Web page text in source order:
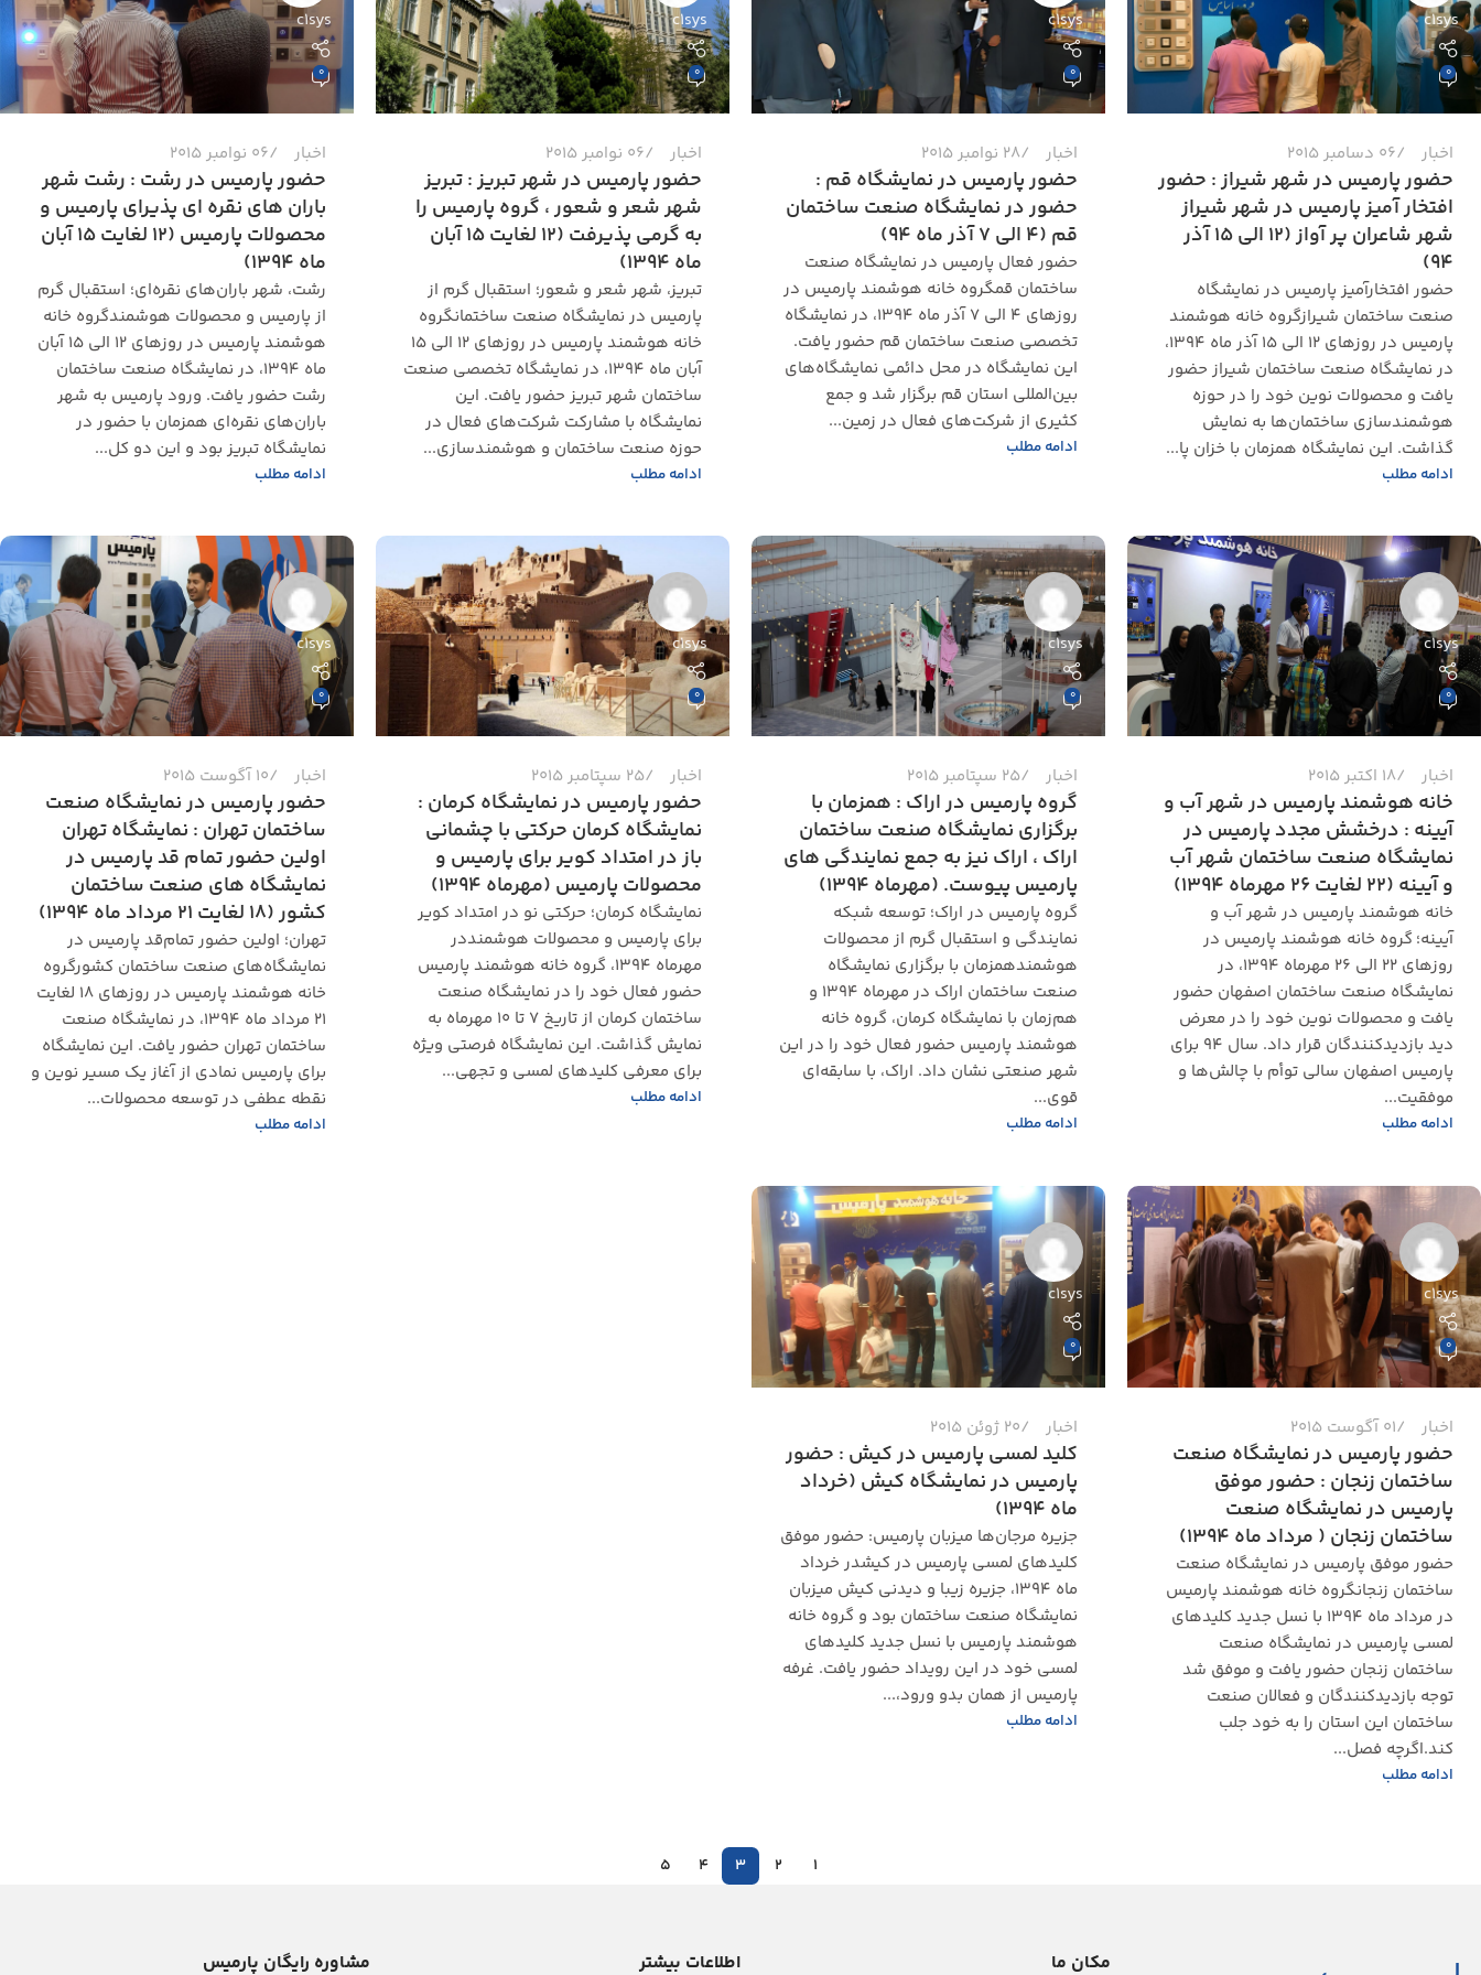
c1sys
0
اخبار 06 دسامبر 2015
حضور پارمیس در شهر شیراز : حضور
افتخار آمیز پارمیس در شهر شیراز
شهر شاعران پر آواز (12 الی 15 آذر
94)
حضور افتخارآمیز پارمیس در نمایشگاه
صنعت ساختمان شیرازگروه خانه هوشمند
پارمیس در روزهای ۱۲ الی ۱۵ آذر ماه ۱۳۹۴،
در نمایشگاه صنعت ساختمان شیراز حضور
یافت و محصولات نوین خود را در حوزه
هوشمندسازی ساختمان‌ها به نمایش
گذاشت. این نمایشگاه همزمان با خزان پا...
ادامه مطلب
c1sys
0
اخبار 28 نوامبر 2015
حضور پارمیس در نمایشگاه قم :
حضور در نمایشگاه صنعت ساختمان
قم (4 الی 7 آذر ماه 94)
حضور فعال پارمیس در نمایشگاه صنعت
ساختمان قمگروه خانه هوشمند پارمیس در
روزهای ۴ الی ۷ آذر ماه ۱۳۹۴، در نمایشگاه
تخصصی صنعت ساختمان قم حضور یافت.
این نمایشگاه در محل دائمی نمایشگاه‌های
بین‌المللی استان قم برگزار شد و جمع
کثیری از شرکت‌های فعال در زمین...
ادامه مطلب
c1sys
0
اخبار 06 نوامبر 2015
حضور پارمیس در شهر تبریز : تبریز
شهر شعر و شعور ، گروه پارمیس را
به گرمی پذیرفت (12 لغایت 15 آبان
ماه 1394)
تبریز، شهر شعر و شعور؛ استقبال گرم از
پارمیس در نمایشگاه صنعت ساختمانگروه
خانه هوشمند پارمیس در روزهای ۱۲ الی ۱۵
آبان ماه ۱۳۹۴، در نمایشگاه تخصصی صنعت
ساختمان شهر تبریز حضور یافت. این
نمایشگاه با مشارکت شرکت‌های فعال در
حوزه صنعت ساختمان و هوشمندسازی...
ادامه مطلب
c1sys
0
اخبار 06 نوامبر 2015
حضور پارمیس در رشت : رشت شهر
باران های نقره ای پذیرای پارمیس و
محصولات پارمیس (12 لغایت 15 آبان
ماه 1394)
رشت، شهر باران‌های نقره‌ای؛ استقبال گرم
از پارمیس و محصولات هوشمندگروه خانه
هوشمند پارمیس در روزهای ۱۲ الی ۱۵ آبان
ماه ۱۳۹۴، در نمایشگاه صنعت ساختمان
رشت حضور یافت. ورود پارمیس به شهر
باران‌های نقره‌ای همزمان با حضور در
نمایشگاه تبریز بود و این دو کل...
ادامه مطلب
c1sys
0
اخبار 18 اکتبر 2015
خانه هوشمند پارمیس در شهر آب و
آیینه : درخشش مجدد پارمیس در
نمایشگاه صنعت ساختمان شهر آب
و آیینه (22 لغایت 26 مهرماه 1394)
خانه هوشمند پارمیس در شهر آب و
آیینه؛ گروه خانه هوشمند پارمیس در
روزهای ۲۲ الی ۲۶ مهرماه ۱۳۹۴، در
نمایشگاه صنعت ساختمان اصفهان حضور
یافت و محصولات نوین خود را در معرض
دید بازدیدکنندگان قرار داد. سال ۹۴ برای
پارمیس اصفهان سالی توأم با چالش‌ها و
موفقیت...
ادامه مطلب
c1sys
0
اخبار 25 سپتامبر 2015
گروه پارمیس در اراک : همزمان با
برگزاری نمایشگاه صنعت ساختمان
اراک ، اراک نیز به جمع نمایندگی های
پارمیس پیوست. (مهرماه 1394)
گروه پارمیس در اراک؛ توسعه شبکه
نمایندگی و استقبال گرم از محصولات
هوشمندهمزمان با برگزاری نمایشگاه
صنعت ساختمان اراک در مهرماه ۱۳۹۴ و
هم‌زمان با نمایشگاه کرمان، گروه خانه
هوشمند پارمیس حضور فعال خود را در این
شهر صنعتی نشان داد. اراک، با سابقه‌ای
قوی...
ادامه مطلب
c1sys
0
اخبار 25 سپتامبر 2015
حضور پارمیس در نمایشگاه کرمان :
نمایشگاه کرمان حرکتی با چشمانی
باز در امتداد کویر برای پارمیس و
محصولات پارمیس (مهرماه 1394)
نمایشگاه کرمان؛ حرکتی نو در امتداد کویر
برای پارمیس و محصولات هوشمنددر
مهرماه ۱۳۹۴، گروه خانه هوشمند پارمیس
حضور فعال خود را در نمایشگاه صنعت
ساختمان کرمان از تاریخ ۷ تا ۱۰ مهرماه به
نمایش گذاشت. این نمایشگاه فرصتی ویژه
برای معرفی کلیدهای لمسی و تجهی...
ادامه مطلب
c1sys
0
اخبار 10 آگوست 2015
حضور پارمیس در نمایشگاه صنعت
ساختمان تهران : نمایشگاه تهران
اولین حضور تمام قد پارمیس در
نمایشگاه های صنعت ساختمان
کشور (18 لغایت 21 مرداد ماه 1394)
تهران؛ اولین حضور تمام‌قد پارمیس در
نمایشگاه‌های صنعت ساختمان کشورگروه
خانه هوشمند پارمیس در روزهای ۱۸ لغایت
۲۱ مرداد ماه ۱۳۹۴، در نمایشگاه صنعت
ساختمان تهران حضور یافت. این نمایشگاه
برای پارمیس نمادی از آغاز یک مسیر نوین و
نقطه عطفی در توسعه محصولات...
ادامه مطلب
c1sys
0
اخبار 01 آگوست 2015
حضور پارمیس در نمایشگاه صنعت
ساختمان زنجان : حضور موفق
پارمیس در نمایشگاه صنعت
ساختمان زنجان ( مرداد ماه 1394)
حضور موفق پارمیس در نمایشگاه صنعت
ساختمان زنجانگروه خانه هوشمند پارمیس
در مرداد ماه ۱۳۹۴ با نسل جدید کلیدهای
لمسی پارمیس در نمایشگاه صنعت
ساختمان زنجان حضور یافت و موفق شد
توجه بازدیدکنندگان و فعالان صنعت
ساختمان این استان را به خود جلب
کند.اگرچه فصل...
ادامه مطلب
c1sys
0
اخبار 20 ژوئن 2015
کلید لمسی پارمیس در کیش : حضور
پارمیس در نمایشگاه کیش (خرداد
ماه 1394)
جزیره مرجان‌ها میزبان پارمیس: حضور موفق
کلیدهای لمسی پارمیس در کیشدر خرداد
ماه ۱۳۹۴، جزیره زیبا و دیدنی کیش میزبان
نمایشگاه صنعت ساختمان بود و گروه خانه
هوشمند پارمیس با نسل جدید کلیدهای
لمسی خود در این رویداد حضور یافت. غرفه
پارمیس از همان بدو ورود،...
ادامه مطلب
1
2
3
4
5
مکان ما اطلاعات بیشتر مشاوره رایگان پارمیس